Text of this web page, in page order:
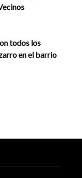
todos los
en el barrio